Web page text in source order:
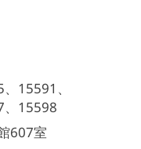
15591、
、15598
607室